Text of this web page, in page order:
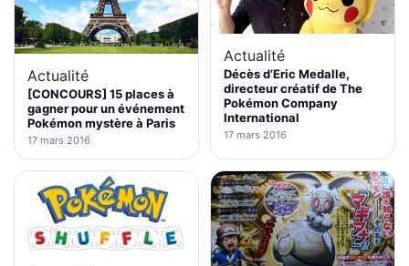
Actualité
[CONCOURS] 15 places à
gagner pour un événement
Pokémon mystère à Paris
17 mars 2016
Actualité
Décès d’Eric Medalle,
directeur créatif de The
Pokémon Company
International
17 mars 2016